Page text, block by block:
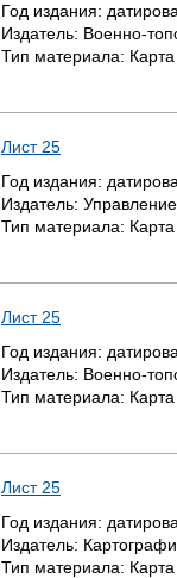
Год издания:
Издатель: Военно-
Тип материала: Карта
Лист 25
Год издания:
Издатель:
Тип материала: Карта
Лист 25
Год издания:
Издатель: Военно-
Тип материала: Карта
Лист 25
Год издания:
Издатель:
Тип материала: Карта